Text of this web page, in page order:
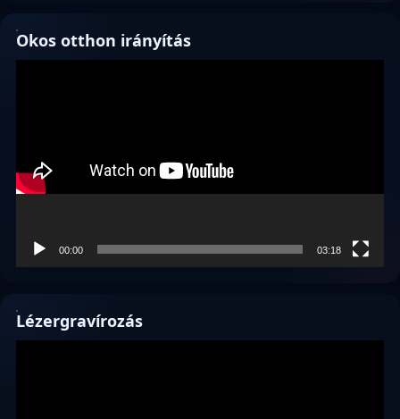
Okos otthon irányítás
00:00 03:18
Lézergravírozás